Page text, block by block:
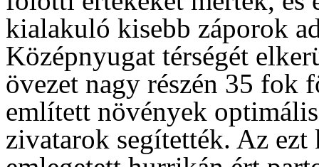
kialakuló kisebb záporok
Középnyugat térségét
övezet nagy részén 35 fok
említett növények
zivatarok segítették. Az